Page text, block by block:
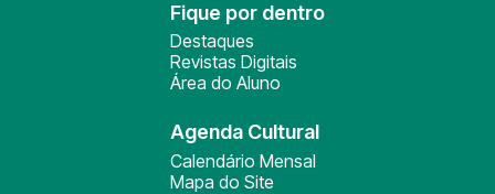
Fique por dentro
Destaques
Revistas Digitais
Área do Aluno
Agenda Cultural
Calendário Mensal
Mapa do Site